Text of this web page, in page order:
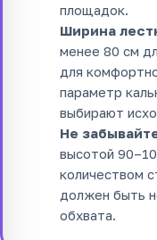
площадок.
Ширина
менее 80 см
для
параметр
выбирают
Не
высотой
количеством
должен быть
обхвата.